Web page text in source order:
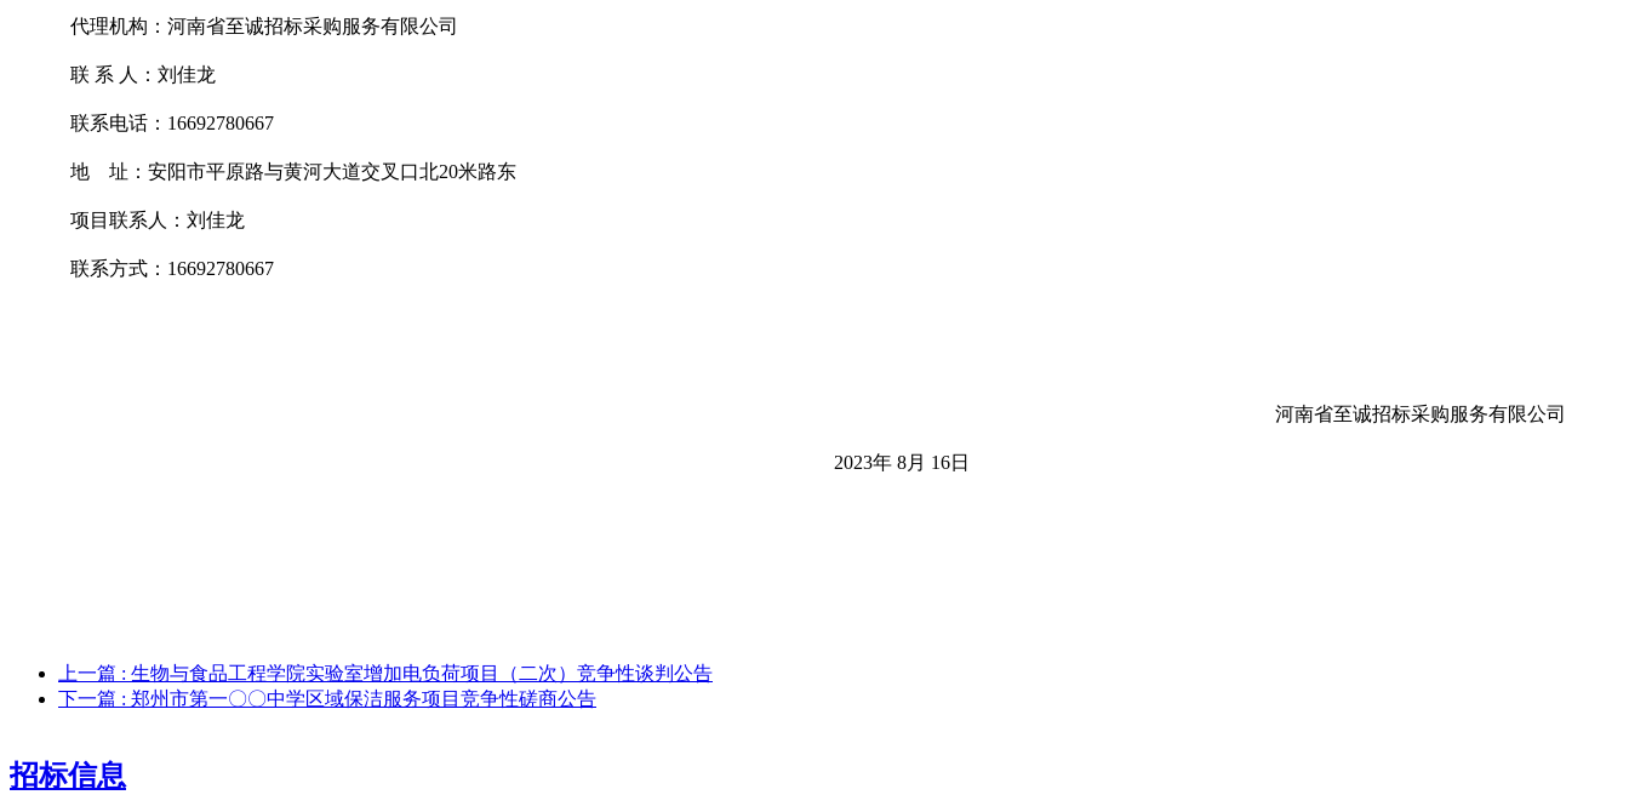
代理机构：河南省至诚招标采购服务有限公司
联 系 人：刘佳龙
联系电话： 16692780667
地 址：安阳市平原路与黄河大道交叉口北20米路东
项目联系人：刘佳龙
联系方式： 16692780667
河南省至诚招标采购服务有限公司
2023年 8月 16日
上一篇 : 生物与食品工程学院实验室增加电负荷项目（二次）竞争性谈判公告
下一篇 : 郑州市第一〇〇中学区域保洁服务项目竞争性磋商公告
招标信息